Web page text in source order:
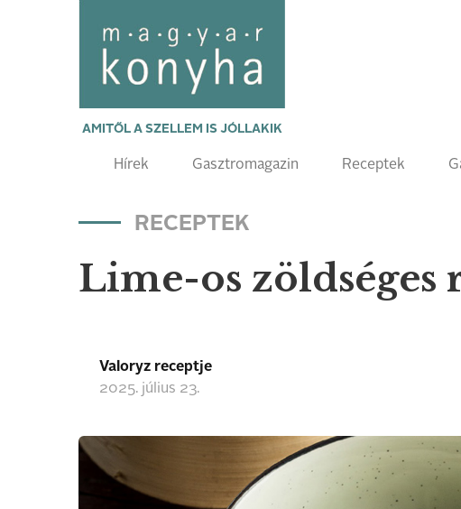
AMITŐL A SZELLEM IS JÓLLAKIK
Hírek Gasztromagazin Receptek
RECEPTEK
Lime-os
Valoryz receptje
2025. július 23.